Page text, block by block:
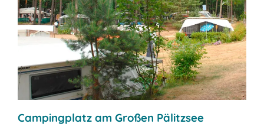
Campingplatz am Großen Pälitzsee